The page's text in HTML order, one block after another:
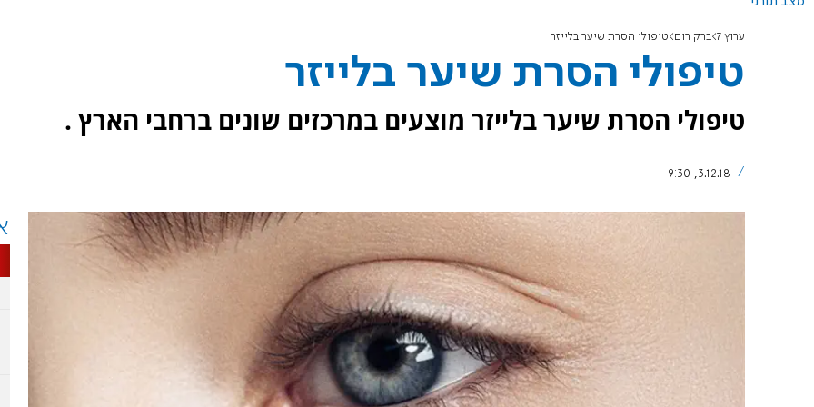
ערוץ 7 ברק רום טיפולי הסרת שיער בלייזר
טיפולי הסרת שיער בלייזר
טיפולי הסרת שיער בלייזר מוצעים במרכזים שונים ברחבי הארץ .
3.12.18, 9:30